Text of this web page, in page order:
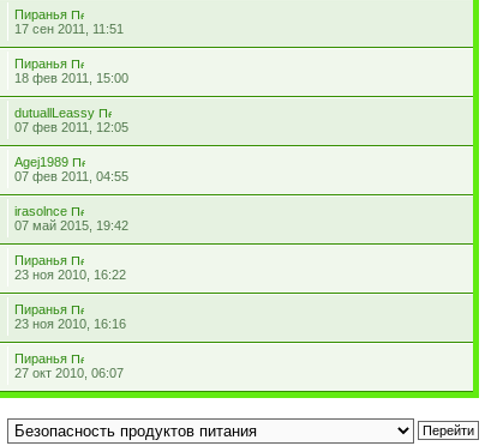
Пиранья
17 сен 2011, 11:51
Пиранья
18 фев 2011, 15:00
dutuallLeassy
07 фев 2011, 12:05
Agej1989
07 фев 2011, 04:55
irasolnce
07 май 2015, 19:42
Пиранья
23 ноя 2010, 16:22
Пиранья
23 ноя 2010, 16:16
Пиранья
27 окт 2010, 06:07